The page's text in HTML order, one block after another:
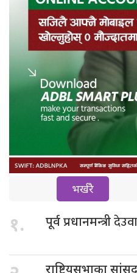
भर्खरै
१. पूर्व प्रधानमन्त्री